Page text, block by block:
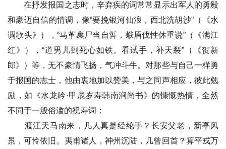
在抒发报国之志时，辛弃疾的词常常显示出军人的勇毅
和豪迈自信的情调，像“要挽银河仙浪，西北洗胡沙”（《水
调歌头》），“马革裹尸当自誓，蛾眉伐性休重说”（《满江
红》），“道男儿到死心如铁。看试手，补天裂”（《贺新
郎》）等，无不豪情飞扬，气冲斗牛。对那些与自己一样勇
于报国的志士，他由衷地加以赞美，与之同声相应，彼此勉
励，如《水龙吟·甲辰岁寿韩南涧尚书》的慷慨热情，全然
不同于一般俗滥的祝寿词：
渡江天马南来，几人真是经纶手？长安父老，新亭风
景，可怜依旧。夷甫诸人，神州沉陆，几曾回首？算平戎万